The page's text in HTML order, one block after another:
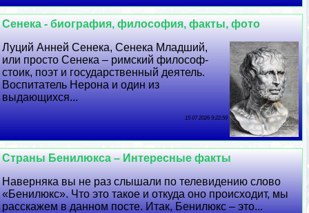
Сенека - биография, философия, факты, фото
Луций Анней Сенека, Сенека Младший,
или просто Сенека – римский философ-
стоик, поэт и государственный деятель.
Воспитатель Нерона и один из
выдающихся...
15 07 2026 9:22:59
Страны Бенилюкса – Интересные факты
Наверняка вы не раз слышали по телевидению слово
«Бенилюкс». Что это такое и откуда оно происходит, мы
расскажем в данном посте. Итак, Бенилюкс – это...